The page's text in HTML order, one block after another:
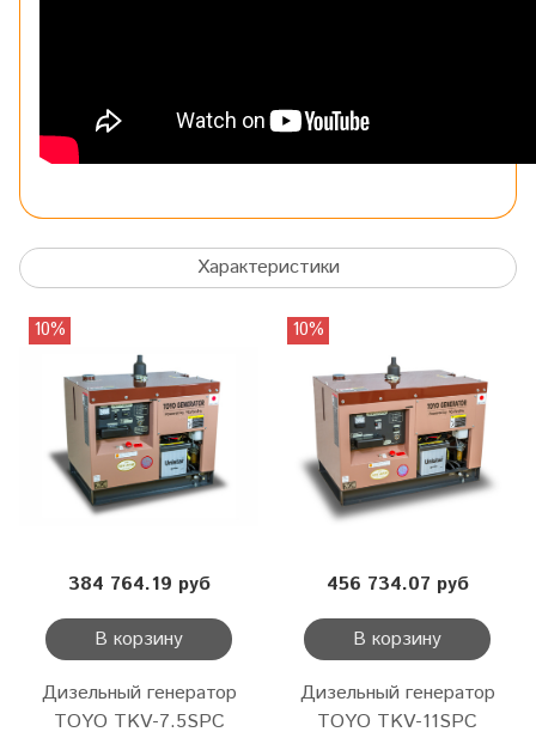
Характеристики
10%
384 764.19 руб
В корзину
Дизельный генератор
TOYO TKV-7.5SPC
10%
456 734.07 руб
В корзину
Дизельный генератор
TOYO TKV-11SPC